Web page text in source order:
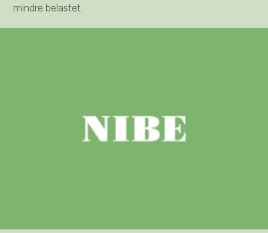
mindre belastet.